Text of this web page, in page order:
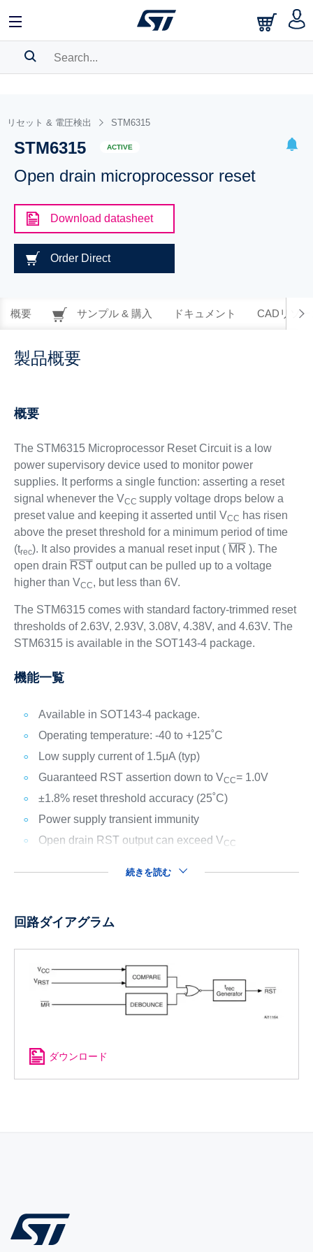
BOOKMARK
Pleaselog into show your saved searches.
リセット & 電圧検出 STM6315
STM6315 ACTIVE
Open drain microprocessor reset
Download datasheet
Order Direct
概要 サンプル & 購入 ドキュメント CADリソー
製品概要
概要
The STM6315 Microprocessor Reset Circuit is a low
power supervisory device used to monitor power
supplies. It performs a single function: asserting a reset
signal whenever the VCC supply voltage drops below a
preset value and keeping it asserted until VCC has risen
above the preset threshold for a minimum period of time
(trec). It also provides a manual reset input ( MR ). The
open drain RSToutput can be pulled up to a voltage
higher than VCC, but less than 6V.
The STM6315 comes with standard factory-trimmed reset
thresholds of 2.63V, 2.93V, 3.08V, 4.38V, and 4.63V. The
STM6315 is available in the SOT143-4 package.
機能一覧
Available in SOT143-4 package.
Operating temperature: -40 to +125˚C
Low supply current of 1.5μA (typ)
Guaranteed RST assertion down to VCC= 1.0V
±1.8% reset threshold accuracy (25˚C)
Power supply transient immunity
Open drain RST output can exceed VCC
続きを読む
回路ダイアグラム
ダウンロード